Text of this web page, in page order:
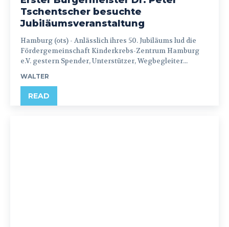
Tschentscher besuchte
Jubiläumsveranstaltung
Hamburg (ots) - Anlässlich ihres 50. Jubiläums lud die
Fördergemeinschaft Kinderkrebs-Zentrum Hamburg
e.V. gestern Spender, Unterstützer, Wegbegleiter...
WALTER
READ